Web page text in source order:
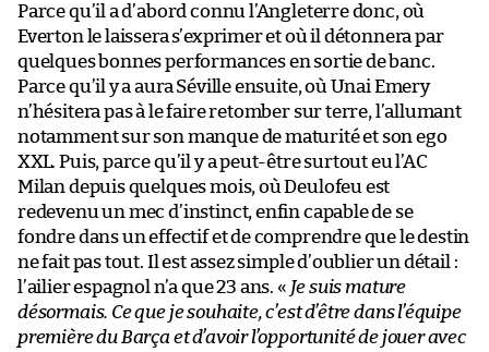
Parce qu’il a d’abord connu l’Angleterre donc, où
Everton le laissera s’exprimer et où il détonnera par
quelques bonnes performances en sortie de banc.
Parce qu’il y a aura Séville ensuite, où Unai Emery
n’hésitera pas à le faire retomber sur terre, l’allumant
notamment sur son manque de maturité et son ego
XXL. Puis, parce qu’il y a peut-être surtout eu l’AC
Milan depuis quelques mois, où Deulofeu est
redevenu un mec d’instinct, enfin capable de se
fondre dans un effectif et de comprendre que le destin
ne fait pas tout. Il est assez simple d’oublier un détail :
l’ailier espagnol n’a que 23 ans. « Je suis mature
désormais. Ce que je souhaite, c’est d’être dans l’équipe
première du Barça et d’avoir l’opportunité de jouer avec